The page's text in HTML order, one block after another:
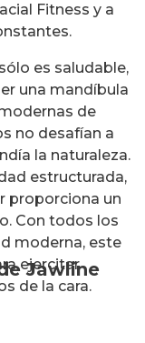
Jawline
Fitness y a
es saludable,
una mandíbula
de
no desafían a
la naturaleza.
estructurada,
proporciona un
Con todos los
moderna, este
ejercitar
de la cara.